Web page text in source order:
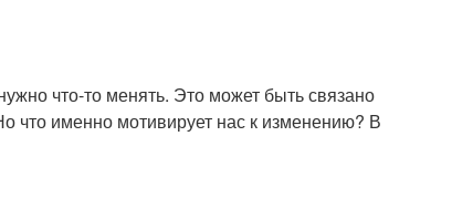
что-то менять. Это может быть связано
что именно мотивирует нас к изменению? В